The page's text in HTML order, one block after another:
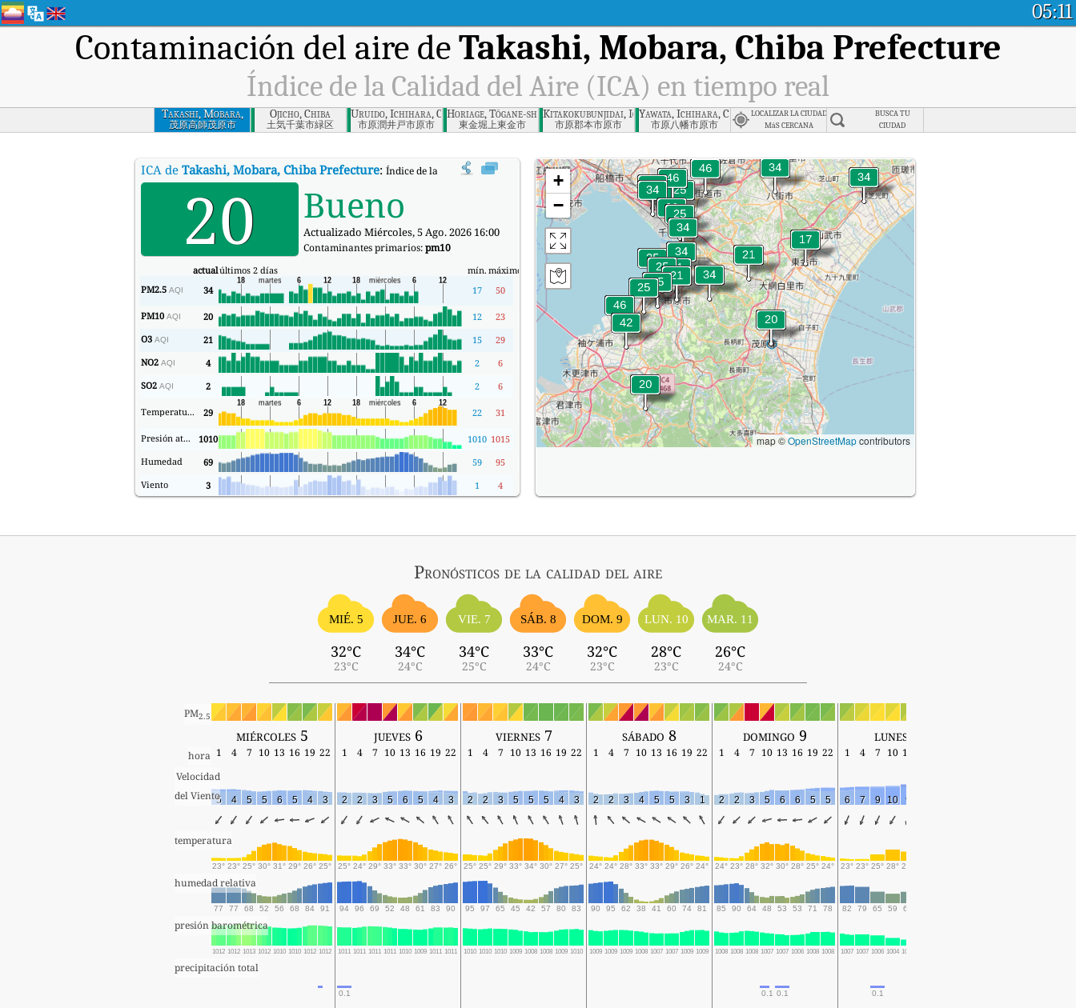
05:11
Contaminación del aire deTakashi, Mobara, Chiba Prefecture
Índice de la Calidad del Aire (ICA) en tiempo real
Takashi, Mobara,
Chiba Prefecture
茂原高師茂原市
Ojicho, Chiba
土気千葉市緑区
Uruido, Ichihara, Chiba
市原潤井戸市原市
Horiage, Tōgane-shi, Chiba-ken
東金堀上東金市
Kitakokubunjidai, Ichihara, Chiba
市原郡本市原市
Yawata, Ichihara, Chiba
市原八幡市原市
LOCALIZAR LA CIUDAD
MáS CERCANA
BUSCA TU
CIUDAD
ICA de Takashi, Mobara, Chiba Prefecture: Índice de la Calidad del Aire (ICA) de Takashi, Mobara, Chiba Prefecture en tiempo real.
20 Bueno
Actualizado Miércoles, 5 Ago. 2026 16:00
Contaminantes primarios:pm10
actualúltimos 2 días mín. máximo
PM2.5 AQI 34 17 50
PM10 AQI 20 12
23
O3 AQI 21 15
29
NO2 AQI 4 2
6
SO2 AQI 2 2 6
Temperatura. 29 22 31
Presión atmosférica 1010 1010 1015
Humedad
69 59
95
Viento
3 1 4
+
−
map ©OpenStreetMapcontributors
Pronósticos de la calidad del aire
MIÉ. 5
32°C
23°C
JUE. 6
34°C
24°C
VIE. 7
34°C
25°C
SÁB. 8
33°C
24°C
DOM. 9
32°C
23°C
LUN. 10
28°C
23°C
MAR. 11
26°C
24°C
PM2.5
miércoles 5 jueves 6 viernes 7 sábado 8 domingo 9 lunes 10
hora 1 4 7 10 13 16 19 22 1 4 7 10 13 16 19 22 1 4 7 10 13 16 19 22 1 4 7 10 13 16 19 22 1 4 7 10 13 16 19 22 1 4 7 10 13
Velocidad
del Viento5 4 5 5 6 5 4 3 2 2 3 5 6 5 4 3 2 2 3 5 5 5 4 3 2 2 3 4 5 5 3 1 2 2 3 5 6 6 5 5 6 7 9 10 9
temperatura
23° 23° 25° 30° 31° 29° 26° 25° 25° 24° 29° 33° 33° 30° 27° 26° 25° 25° 29° 33° 34° 30° 27° 25° 24° 24° 28° 33° 33° 29° 26° 24° 24° 23° 28° 32° 30° 28° 25° 24° 23° 23° 25° 28° 27°
humedad relativa
77 77 68 52 56 68 84 91 94 96 69 52 48 61 83 90 95 97 65 45 42 57 80 83 90 95 62 38 41 60 74 81 85 90 64 48 53 53 71 78 82 79 65 59 65
presión barométrica
1012 1012 1013 1012 1010 1010 1012 1012 1011 1011 1011 1011 1010 1009 1011 1011 1010 1010 1010 1009 1008 1008 1009 1010 1009 1009 1009 1008 1007 1007 1009 1009 1008 1008 1008 1007 1007 1006 1008 1008 1007 1007 1006 1004 1003
precipitación total
0.1 0.1 0.1 0.1